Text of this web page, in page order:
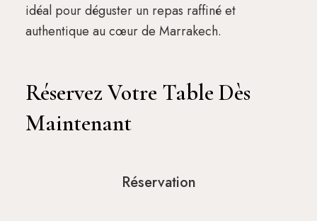
idéal pour déguster un repas raffiné et
authentique au cœur de Marrakech.
Réservez Votre Table Dès
Maintenant
Réservation